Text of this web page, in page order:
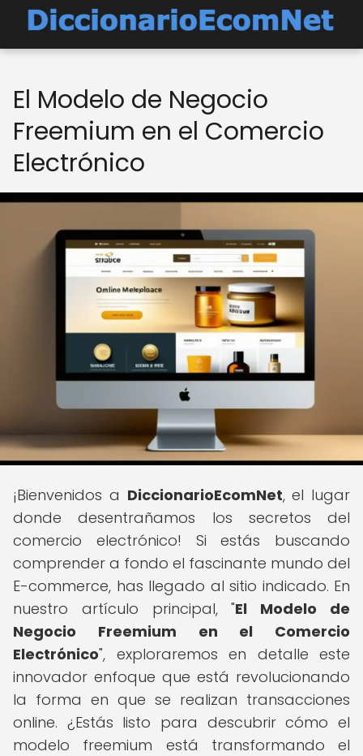
El Modelo de Negocio
Freemium en el Comercio
Electrónico
¡Bienvenidos a DiccionarioEcomNet, el lugar
donde desentrañamos los secretos del
comercio electrónico! Si estás buscando
comprender a fondo el fascinante mundo del
E-commerce, has llegado al sitio indicado. En
nuestro artículo principal, "El Modelo de
Negocio Freemium en el Comercio
Electrónico", exploraremos en detalle este
innovador enfoque que está revolucionando
la forma en que se realizan transacciones
online. ¿Estás listo para descubrir cómo el
modelo freemium está transformando el